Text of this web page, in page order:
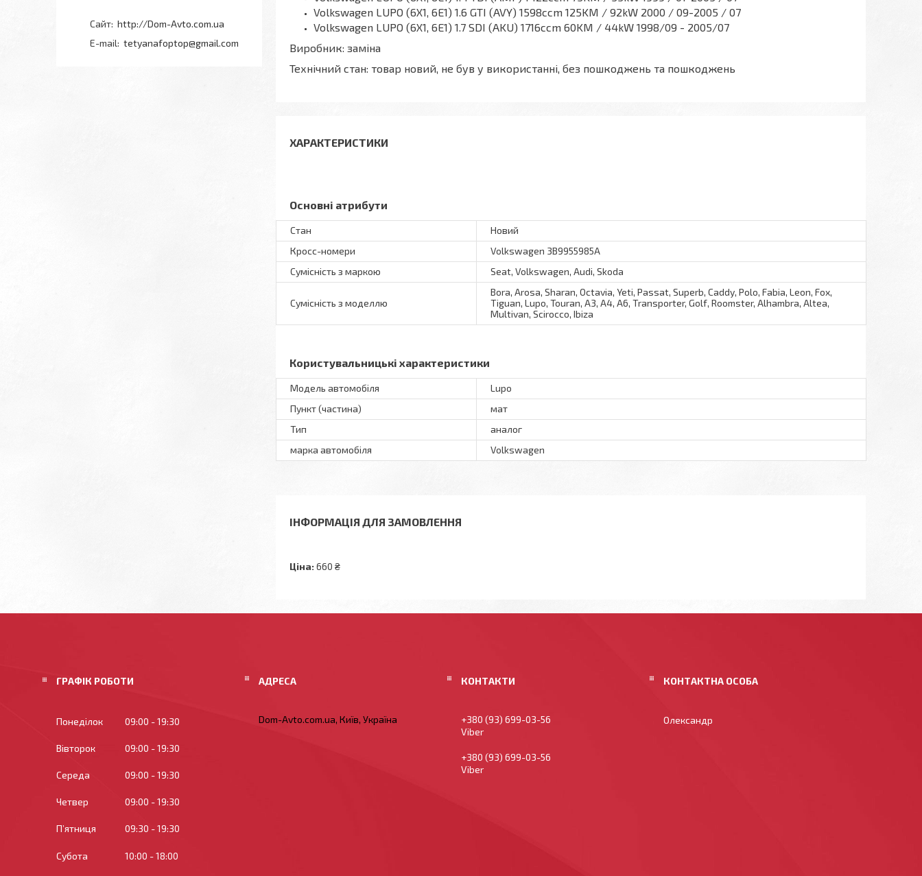
Volkswagen LUPO (6X1, 6E1) 1.6 GTI (AVY) 1598ccm 125KM / 92kW 2000 / 09-2005 / 07
Volkswagen LUPO (6X1, 6E1) 1.7 SDI (AKU) 1716ccm 60KM / 44kW 1998/09 - 2005/07
Виробник: заміна
Технічний стан: товар новий, не був у використанні, без пошкоджень та пошкоджень
ХАРАКТЕРИСТИКИ
Основні атрибути
Стан
Новий
Кросс-номери
Volkswagen 3B9955985A
Сумісність з маркою
Seat, Volkswagen, Audi, Skoda
Сумісність з моделлю
Bora, Arosa, Sharan, Octavia, Yeti, Passat, Superb, Caddy, Polo, Fabia, Leon, Fox,
Tiguan, Lupo, Touran, A3, A4, A6, Transporter, Golf, Roomster, Alhambra, Altea,
Multivan, Scirocco, Ibiza
Користувальницькі характеристики
Модель автомобіля
Lupo
Пункт (частина)
мат
Тип
аналог
марка автомобіля
Volkswagen
ІНФОРМАЦІЯ ДЛЯ ЗАМОВЛЕННЯ
Ціна: 660 ₴
http://Dom-Avto.com.ua
tetyanafoptop@gmail.com
ГРАФІК РОБОТИ
Понеділок 09:00 19:30
Вівторок 09:00 19:30
Середа 09:00 19:30
Четвер 09:00 19:30
Пʼятниця 09:30 19:30
Субота 10:00 18:00
Dom-Avto.com.ua, Київ, Україна
+380 (93) 699-03-56
Viber
+380 (93) 699-03-56
Viber
Олександр